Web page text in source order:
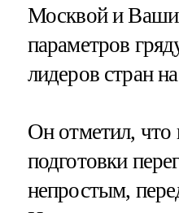
Москвой и
параметров
лидеров стран
Он отметил, что
подготовки
непростым,